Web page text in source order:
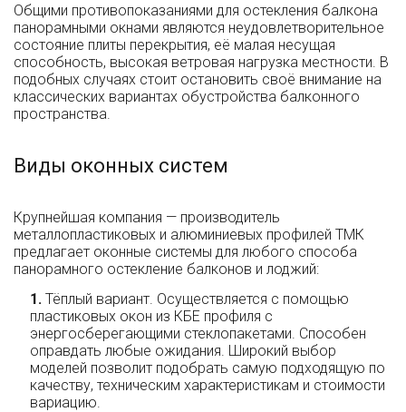
Общими противопоказаниями для остекления балкона
панорамными окнами являются неудовлетворительное
состояние плиты перекрытия, её малая несущая
способность, высокая ветровая нагрузка местности. В
подобных случаях стоит остановить своё внимание на
классических вариантах обустройства балконного
пространства.
Виды оконных систем
Крупнейшая компания — производитель
металлопластиковых и алюминиевых профилей ТМК
предлагает оконные системы для любого способа
панорамного остекление балконов и лоджий:
Тёплый вариант. Осуществляется с помощью
пластиковых окон из КБЕ профиля с
энергосберегающими стеклопакетами. Способен
оправдать любые ожидания. Широкий выбор
моделей позволит подобрать самую подходящую по
качеству, техническим характеристикам и стоимости
вариацию.